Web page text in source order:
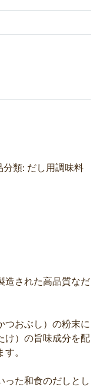
類: だし用調味料
造された高品質なだ
つおぶし）の粉末に
け）の旨味成分を配
。
った和食のだしとし